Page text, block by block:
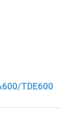
TDE600